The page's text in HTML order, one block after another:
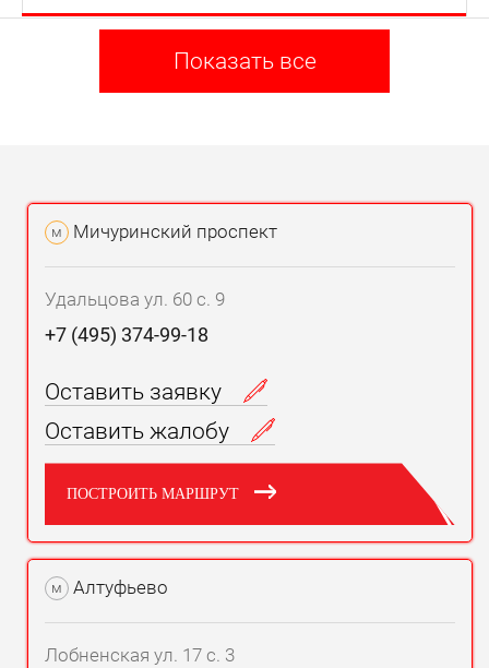
Показать все
м Мичуринский проспект
Удальцова ул. 60 с. 9
+7 (495) 374-99-18
Оставить заявку
Оставить жалобу
ПОСТРОИТЬ МАРШРУТ
м Алтуфьево
Лобненская ул. 17 с. 3